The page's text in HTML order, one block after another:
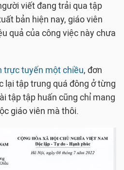
viết đang trải qua tập
bản hiện nay, giáo viên
quả của công việc này chưa
trực tuyến một chiều, đơn
lại tập trung quá đông ở từng
tập tập huấn cũng chỉ mang
giáo viên mà thôi.